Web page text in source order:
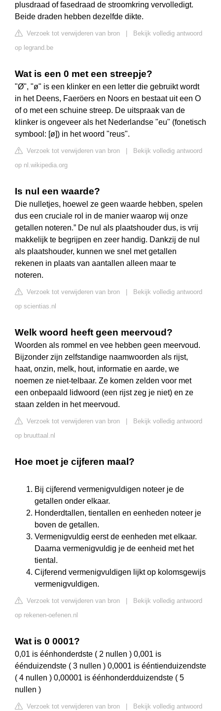
plusdraad of fasedraad de stroomkring vervolledigt.
Beide draden hebben dezelfde dikte.
Verzoek tot verwijderen van bron
Bekijk volledig antwoord
op legrand.be
Wat is een 0 met een streepje?
"Ø", "ø" is een klinker en een letter die gebruikt wordt
in het Deens, Faeröers en Noors en bestaat uit een O
of o met een schuine streep. De uitspraak van de
klinker is ongeveer als het Nederlandse "eu" (fonetisch
symbool: [ø]) in het woord "reus".
Verzoek tot verwijderen van bron
Bekijk volledig antwoord
op nl.wikipedia.org
Is nul een waarde?
Die nulletjes, hoewel ze geen waarde hebben, spelen
dus een cruciale rol in de manier waarop wij onze
getallen noteren.” De nul als plaatshouder dus, is vrij
makkelijk te begrijpen en zeer handig. Dankzij de nul
als plaatshouder, kunnen we snel met getallen
rekenen in plaats van aantallen alleen maar te
noteren.
Verzoek tot verwijderen van bron
Bekijk volledig antwoord
op scientias.nl
Welk woord heeft geen meervoud?
Woorden als rommel en vee hebben geen meervoud.
Bijzonder zijn zelfstandige naamwoorden als rijst,
haat, onzin, melk, hout, informatie en aarde, we
noemen ze niet-telbaar. Ze komen zelden voor met
een onbepaald lidwoord (een rijst zeg je niet) en ze
staan zelden in het meervoud.
Verzoek tot verwijderen van bron
Bekijk volledig antwoord
op bruuttaal.nl
Hoe moet je cijferen maal?
Bij cijferend vermenigvuldigen noteer je de
getallen onder elkaar.
Honderdtallen, tientallen en eenheden noteer je
boven de getallen.
Vermenigvuldig eerst de eenheden met elkaar.
Daarna vermenigvuldig je de eenheid met het
tiental.
Cijferend vermenigvuldigen lijkt op kolomsgewijs
vermenigvuldigen.
Verzoek tot verwijderen van bron
Bekijk volledig antwoord
op rekenen-oefenen.nl
Wat is 0 0001?
0,01 is éénhonderdste ( 2 nullen ) 0,001 is
éénduizendste ( 3 nullen ) 0,0001 is ééntienduizendste
( 4 nullen ) 0,00001 is éénhonderdduizendste ( 5
nullen )
Verzoek tot verwijderen van bron
Bekijk volledig antwoord